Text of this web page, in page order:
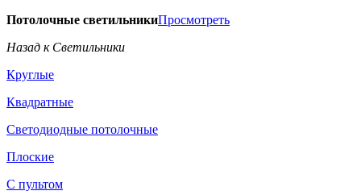
Потолочные светильникиПросмотреть
Назад к Светильники
Круглые
Квадратные
Светодиодные потолочные
Плоские
С пультом